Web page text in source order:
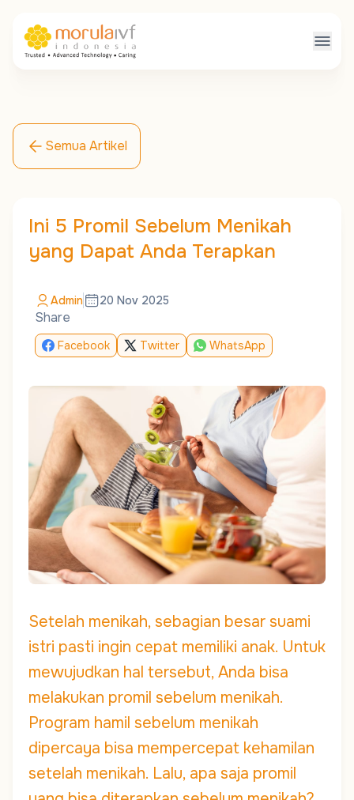
Semua Artikel
Ini 5 Promil Sebelum Menikah
yang Dapat Anda Terapkan
Admin 20 Nov 2025
Share
Facebook Twitter WhatsApp
Setelah menikah, sebagian besar suami
istri pasti ingin cepat memiliki anak. Untuk
mewujudkan hal tersebut, Anda bisa
melakukan promil sebelum menikah.
Program hamil sebelum menikah
dipercaya bisa mempercepat kehamilan
setelah menikah. Lalu, apa saja promil